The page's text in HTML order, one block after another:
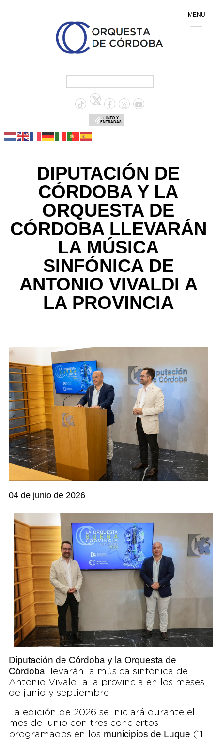
+ INFO Y
ENTRADAS
DIPUTACIÓN DE
CÓRDOBA Y LA
ORQUESTA DE
CÓRDOBA LLEVARÁN
LA MÚSICA
SINFÓNICA DE
ANTONIO VIVALDI A
LA PROVINCIA
04 de junio de 2026
Diputación de Córdoba y la Orquesta de
Córdoba llevarán la música sinfónica de
Antonio Vivaldi a la provincia en los meses
de junio y septiembre.
La edición de 2026 se iniciará durante el
mes de junio con tres conciertos
programados en los municipios de Luque (11
MENU